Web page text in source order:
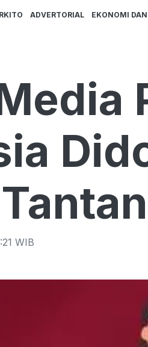
ADVERTORIAL EKONOMI
WIB